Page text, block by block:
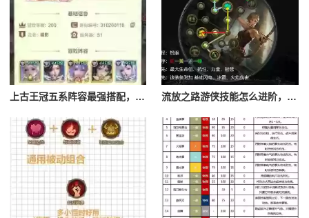
上古王冠五系阵容最强搭配，上古王冠五星排行 流放之路游侠技能怎么进阶，流放之路游侠技能怎么进阶的